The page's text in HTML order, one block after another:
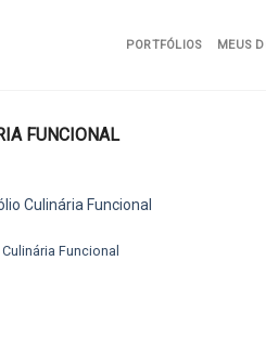
PORTFÓLIOS MEUS
FUNCIONAL
Funcional